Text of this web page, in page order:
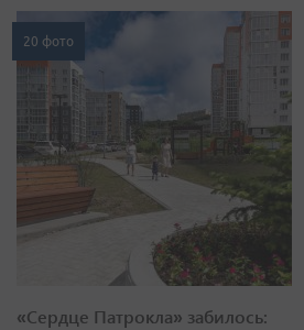
20 фото
«Сердце Патрокла» забилось: